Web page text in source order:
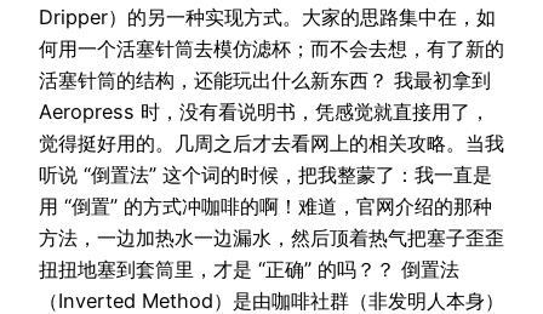
Dripper）的另一种实现方式。大家的思路集中在，如
何用一个活塞针筒去模仿滤杯；而不会去想，有了新的
活塞针筒的结构，还能玩出什么新东西？ 我最初拿到
Aeropress 时，没有看说明书，凭感觉就直接用了，
觉得挺好用的。几周之后才去看网上的相关攻略。当我
听说 “倒置法” 这个词的时候，把我整蒙了：我一直是
用 “倒置” 的方式冲咖啡的啊！难道，官网介绍的那种
方法，一边加热水一边漏水，然后顶着热气把塞子歪歪
扭扭地塞到套筒里，才是 “正确” 的吗？？ 倒置法
（Inverted Method）是由咖啡社群（非发明人本身）